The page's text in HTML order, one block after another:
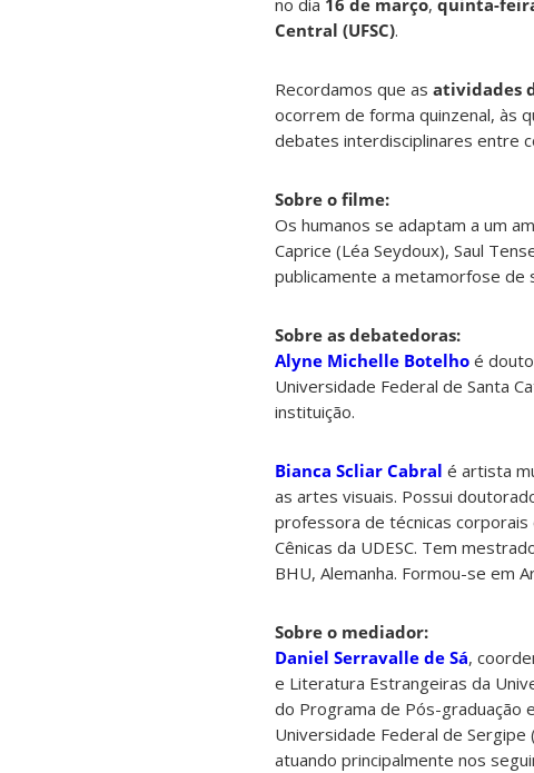
no dia 16 de março, quinta-
Central (UFSC).
Recordamos que as atividades
ocorrem de forma quinzenal, às
debates interdisciplinares entre
Sobre o filme:
Os humanos se adaptam a um
Caprice (Léa Seydoux), Saul
publicamente a metamorfose de
Sobre as debatedoras:
Alyne Michelle Botelho é
Universidade Federal de Santa
instituição.
Bianca Scliar Cabral é artista
as artes visuais. Possui
professora de técnicas
Cênicas da UDESC. Tem
BHU, Alemanha. Formou-se em
Sobre o mediador:
Daniel Serravalle de Sá,
e Literatura Estrangeiras da
do Programa de Pós-graduação
Universidade Federal de
atuando principalmente nos